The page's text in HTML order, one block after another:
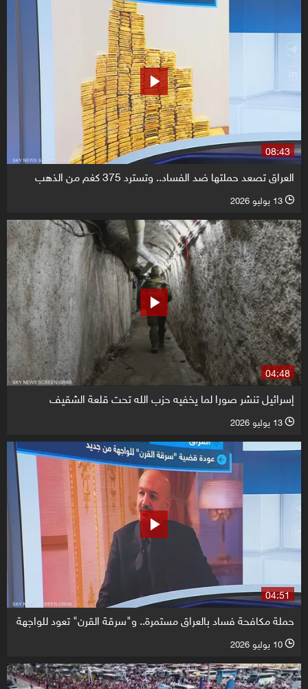
08:43
العراق تصعد حملتها ضد الفساد.. وتسترد 375 كغم من الذهب
l 13 يوليو 2026
04:48
إسرائيل تنشر صورا لما يخفيه حزب الله تحت قلعة الشقيف
l 13 يوليو 2026
04:51
حملة مكافحة فساد بالعراق مستمرة.. و"سرقة القرن" تعود للواجهة
l 10 يوليو 2026